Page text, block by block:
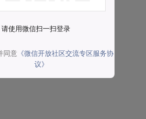
请使用微信扫一扫登录
同意 《微信开放社区交流专区服务协
议》